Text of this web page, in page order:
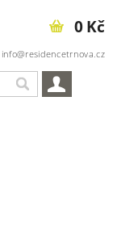
info@residencetrnova.cz
0 Kč